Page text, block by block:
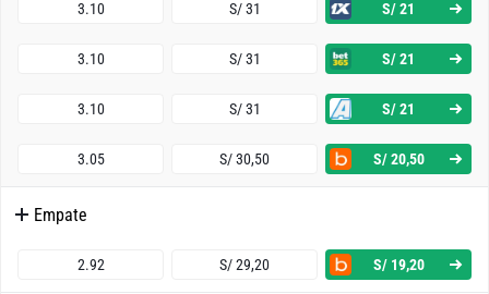
3.10 S/ 31 S/ 21
3.10 S/ 31 S/ 21
3.10 S/ 31 S/ 21
3.05 S/ 30,50 S/ 20,50
Empate
2.92 S/ 29,20 S/ 19,20